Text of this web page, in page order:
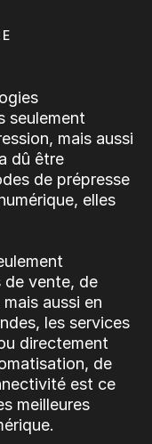
seulement
mais aussi
dû être
de prépresse
elles
de vente, de
aussi en
les services
directement
de
est ce
meilleures